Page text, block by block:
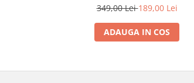
349,00 Lei189,00 Lei
ADAUGA IN COS